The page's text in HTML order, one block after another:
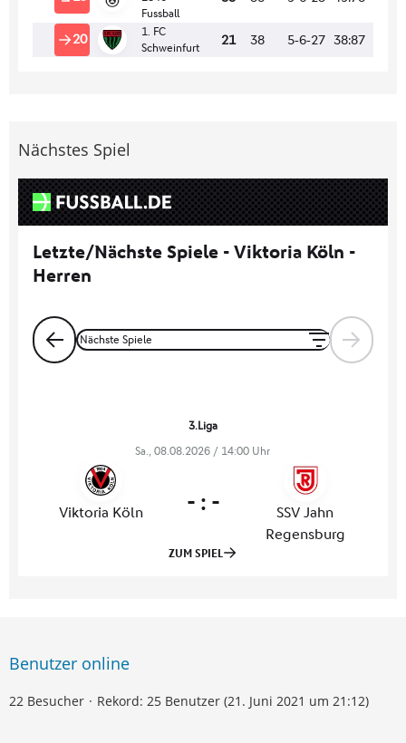
Nächstes Spiel
Benutzer online
22 Besucher Rekord: 25 Benutzer (21. Juni 2021 um 21:12)